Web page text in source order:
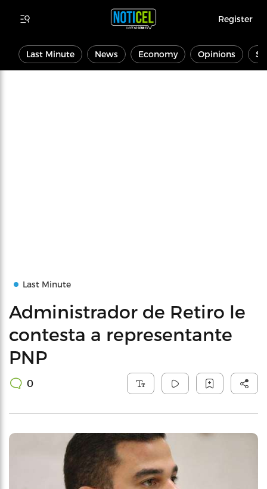
Register
Last Minute News Economy Opinions
Last Minute
Administrador de Retiro le
contesta a representante
PNP
0